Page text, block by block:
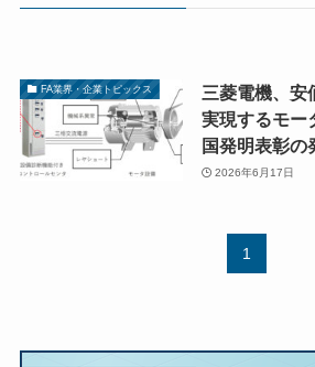
FA業界・企業トピックス
三菱電機、安
実現するモー
国発明表彰の
2026年6月17日
1